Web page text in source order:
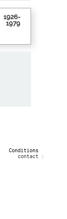
1926-
1979
Conditions
contact :